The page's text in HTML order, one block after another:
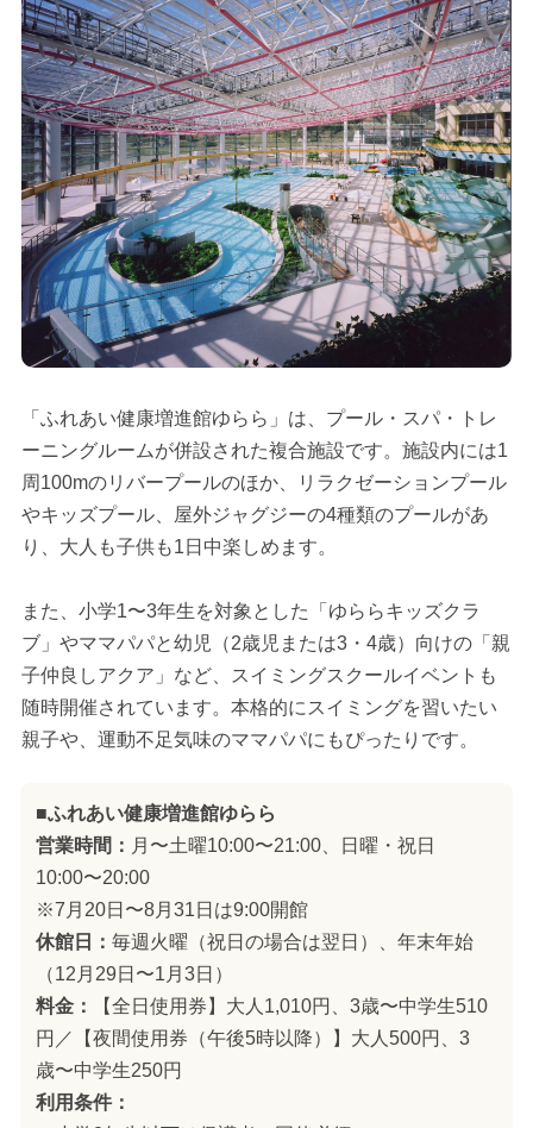
「ふれあい健康増進館ゆらら」は、プール・スパ・トレ
ーニングルームが併設された複合施設です。施設内には1
周100mのリバープールのほか、リラクゼーションプール
やキッズプール、屋外ジャグジーの4種類のプールがあ
り、大人も子供も1日中楽しめます。
また、小学1〜3年生を対象とした「ゆららキッズクラ
ブ」やママパパと幼児（2歳児または3・4歳）向けの「親
子仲良しアクア」など、スイミングスクールイベントも
随時開催されています。本格的にスイミングを習いたい
親子や、運動不足気味のママパパにもぴったりです。
■ふれあい健康増進館ゆらら
営業時間： 月〜土曜10:00〜21:00、日曜・祝日
10:00〜20:00
※7月20日〜8月31日は9:00開館
休館日： 毎週火曜（祝日の場合は翌日）、年末年始
（12月29日〜1月3日）
料金：
【全日使用券】大人1,010円、3歳〜中学生510
円／【夜間使用券（午後5時以降）】大人500円、3
歳〜中学生250円
利用条件：